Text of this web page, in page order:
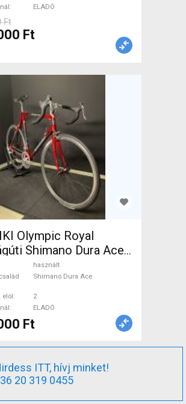
ELADÓ
Ft
Ft
Olympic Royal
Shimano Dura Ace
használt ELADÓ
használt
Shimano Dura Ace
elöl
2
ELADÓ
Ft
ITT, hívj minket!
20 319 0455